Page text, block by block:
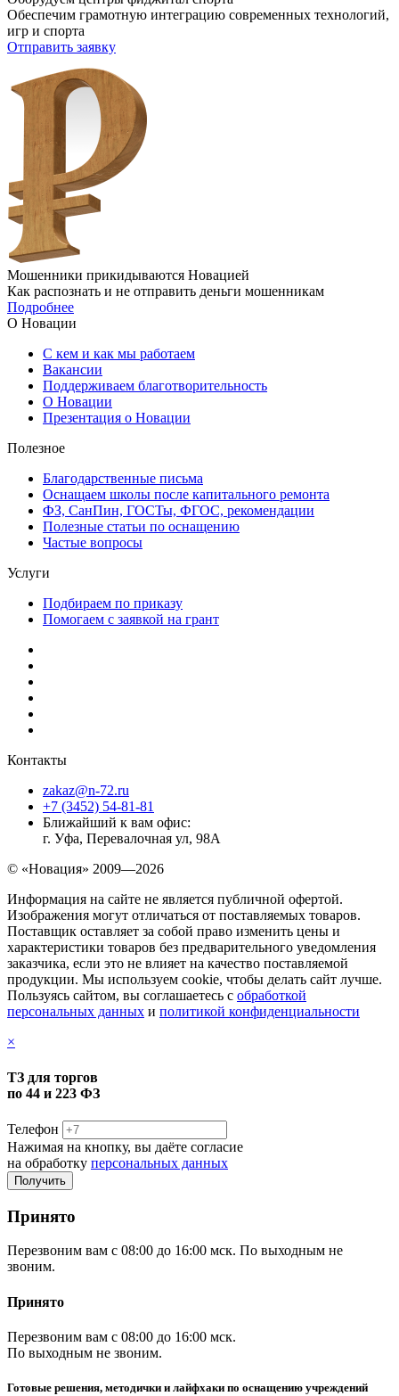
Обеспечим грамотную интеграцию современных технологий,
игр и спорта
Отправить заявку
Мошенники прикидываются Новацией
Как распознать и не отправить деньги мошенникам
Подробнее
О Новации
С кем и как мы работаем
Вакансии
Поддерживаем благотворительность
О Новации
Презентация о Новации
Полезное
Благодарственные письма
Оснащаем школы после капитального ремонта
ФЗ, СанПин, ГОСТы, ФГОС, рекомендации
Полезные статьи по оснащению
Частые вопросы
Услуги
Подбираем по приказу
Помогаем с заявкой на грант
Контакты
zakaz@n-72.ru
+7 (3452) 54-81-81
Ближайший к вам офис:
г. Уфа, Перевалочная ул, 98А
© «Новация» 2009—2026
Информация на сайте не является публичной офертой.
Изображения могут отличаться от поставляемых товаров.
Поставщик оставляет за собой право изменить цены и
характеристики товаров без предварительного уведомления
заказчика, если это не влияет на качество поставляемой
продукции. Мы используем cookie, чтобы делать сайт лучше.
Пользуясь сайтом, вы соглашаетесь с обработкой
персональных данных и политикой конфиденциальности
×
ТЗ для торгов
по 44 и 223 ФЗ
Телефон
Нажимая на кнопку, вы даёте согласие
на обработку персональных данных
Принято
Перезвоним вам с 08:00 до 16:00 мск. По выходным не
звоним.
Принято
Перезвоним вам с 08:00 до 16:00 мск.
По выходным не звоним.
Готовые решения, методички и лайфхаки по оснащению учреждений